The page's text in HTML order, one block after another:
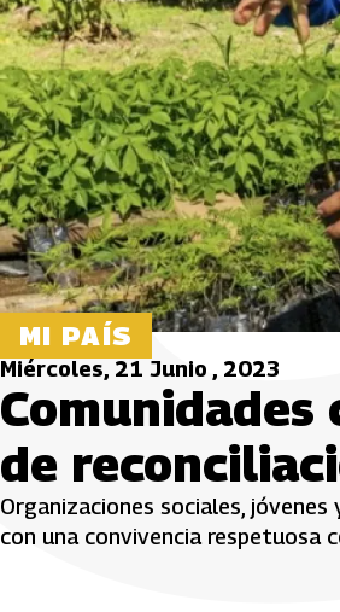
MI PAÍS
Miércoles, 21 Junio , 2023
Comunidades
de
Organizaciones sociales,
con una convivencia respetuosa